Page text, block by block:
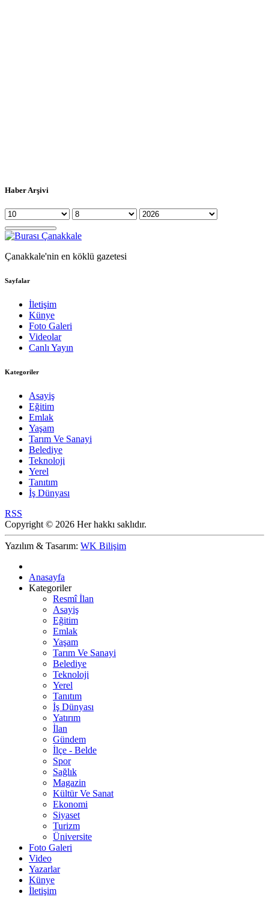
Haber Arşivi
Çanakkale'nin en köklü gazetesi
Sayfalar
İletişim
Künye
Foto Galeri
Videolar
Canlı Yayın
Kategoriler
Asayiş
Eğitim
Emlak
Yaşam
Tarım Ve Sanayi
Belediye
Teknoloji
Yerel
Tanıtım
İş Dünyası
RSS
Copyright © 2026 Her hakkı saklıdır.
Yazılım & Tasarım: WK Bilişim
Anasayfa
Kategoriler
Resmî İlan
Asayiş
Eğitim
Emlak
Yaşam
Tarım Ve Sanayi
Belediye
Teknoloji
Yerel
Tanıtım
İş Dünyası
Yatırım
İlan
Gündem
İlçe - Belde
Spor
Sağlık
Magazin
Kültür Ve Sanat
Ekonomi
Siyaset
Turizm
Üniversite
Foto Galeri
Video
Yazarlar
Künye
İletişim